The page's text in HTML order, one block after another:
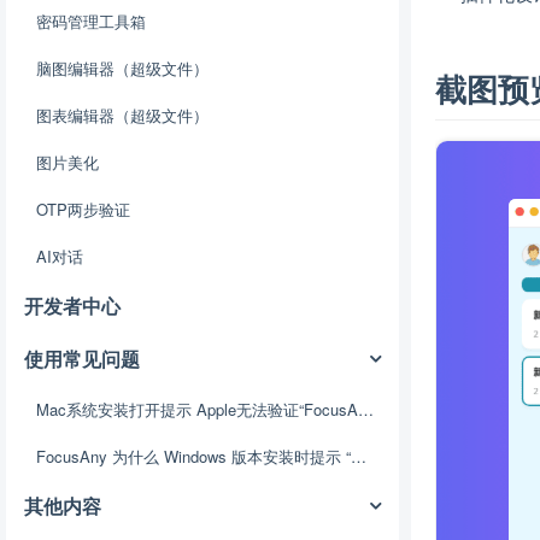
密码管理工具箱
脑图编辑器（超级文件）
图表编辑器（超级文件）
图片美化
OTP两步验证
AI对话
开发者中心
使用常见问题
Mac系统安装打开提示 Apple无法验证“FocusAny.app”是否包含可能危害Mac安全或泄漏隐私的恶意软件。
FocusAny 为什么 Windows 版本安装时提示 “未识别的应用”？
其他内容
截图预